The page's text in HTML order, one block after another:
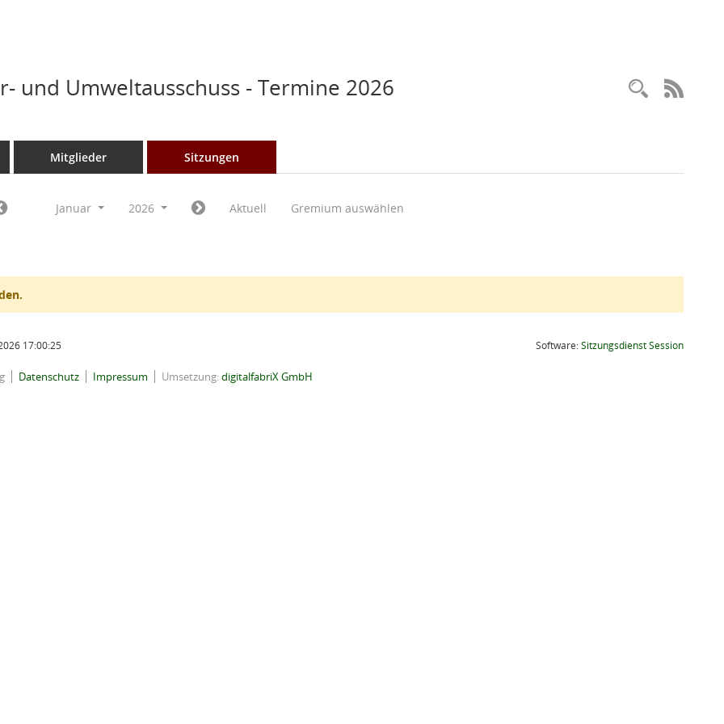
und Umweltausschuss - Termine 2026
Mitglieder Sitzungen
Januar 2026 Aktuell Gremium auswählen
17:00:25 Software:SitzungsdienstSession(Wird in
Datenschutz Impressum Umsetzung:digitalfabriX GmbH